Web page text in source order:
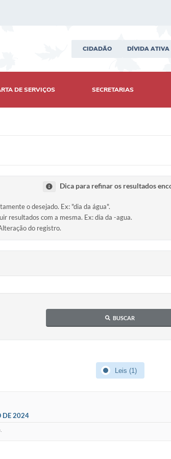
CIDADÃO DÍVIDA ATIVA
DE SERVIÇOS SECRETARIAS
Dica para refinar os resultados
o desejado. Ex: "dia da água".
resultados com a mesma. Ex: dia da -agua.
do registro.
BUSCAR
Leis (1)
DE 2024